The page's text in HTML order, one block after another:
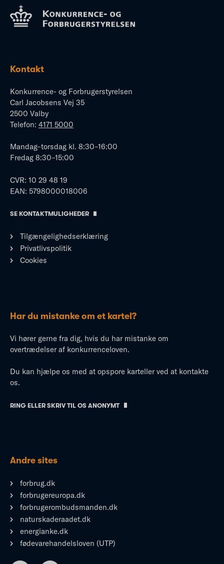
Kontakt
Konkurrence- og Forbrugerstyrelsen
Carl Jacobsens Vej 35
2500 Valby
Telefon: 4171 5000
Mandag–torsdag kl. 8:30–16:00
Fredag 8:30–15:00
CVR: 10 29 48 19
EAN: 5798000018006
SE KONTAKTMULIGHEDER
Tilgængelighedserklæring
Privatlivspolitik
Cookies
Har du mistanke om et kartel?
Vi hører gerne fra dig, hvis du har mistanke om
overtrædelser af konkurrenceloven.
Du kan hjælpe os med at opspore karteller ved at kontakte
os.
RING ELLER SKRIV TIL OS ANONYMT
Andre sites
forbrug.dk
forbrugereuropa.dk
forbrugerombudsmanden.dk
naturskaderaadet.dk
energianke.dk
fødevarehandelsloven (UTP)